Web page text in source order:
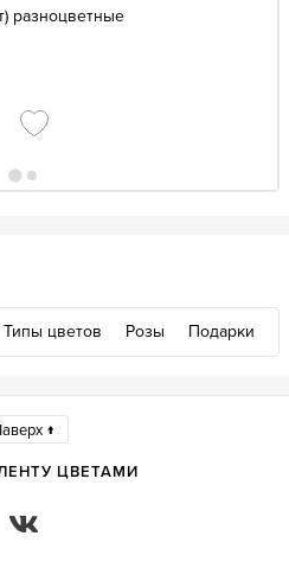
разноцветные
Типы цветов Розы Подарки
ЦВЕТАМИ
↑